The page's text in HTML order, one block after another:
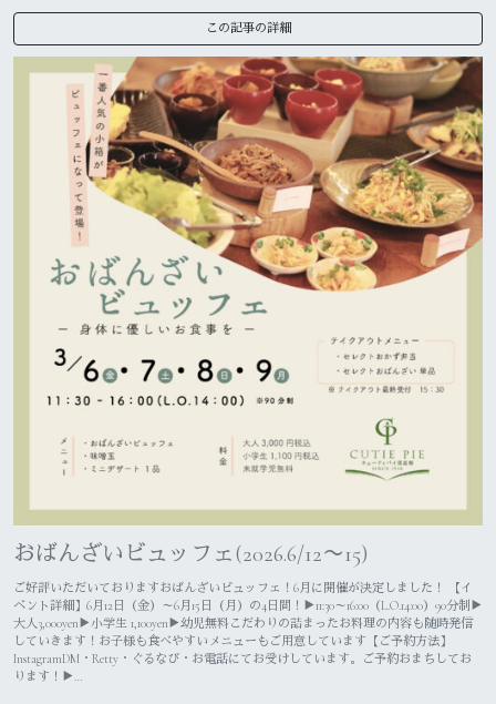
この記事の詳細
おばんざいビュッフェ(2026.6/12〜15)
ご好評いただいておりますおばんざいビュッフェ！⁡6月に開催が決定しました！ ⁡【イ
ベント詳細】6月12日（金）～6月15日（月）の4日間！⁡⁡▶︎11:30～16:00（L.O.14:00）90分制⁡▶︎
大人3,000yen▶︎小学生 1,100yen▶︎幼児無料⁡⁡⁡こだわりの詰まったお料理の内容も随時発信
していきます！お子様も食べやすいメニューもご用意しています⁡⁡【ご予約方法】
⁡InstagramDM・Retty・ぐるなび・お電話にてお受けしています。⁡⁡ご予約おまちしてお
ります！⁡⁡⁡▶…